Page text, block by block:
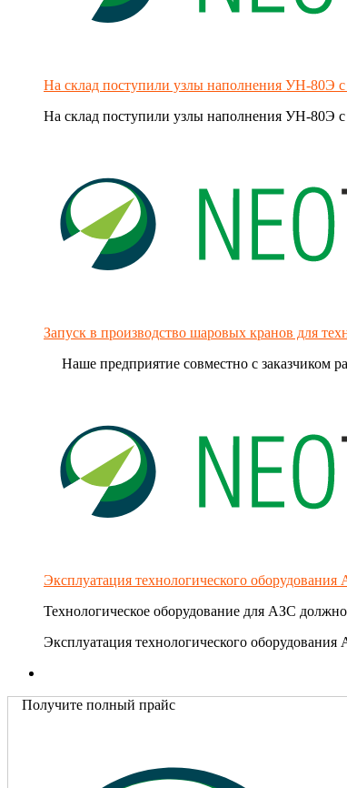
На склад поступили узлы наполнения УН-80Э
На склад поступили узлы наполнения УН-80Э
Запуск в производство шаровых кранов для
Наше предприятие совместно с заказчиком
Эксплуатация технологического
Технологическое оборудование для АЗС
Эксплуатация технологического оборудования
Получите полный прайс